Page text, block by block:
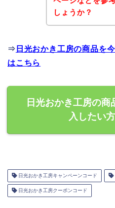
しょうか？
⇒ 日光おかき工房の商品を
はこちら
日光おかき工房の
入したい
日光おかき工房キャンペーンコード
日光おかき工房クーポンコード